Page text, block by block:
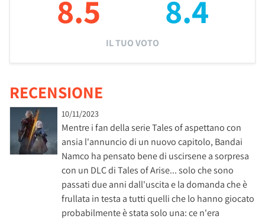
8.5 8.4
IL TUO VOTO
RECENSIONE
10/11/2023
Mentre i fan della serie Tales of aspettano con
ansia l'annuncio di un nuovo capitolo, Bandai
Namco ha pensato bene di uscirsene a sorpresa
con un DLC di Tales of Arise... solo che sono
passati due anni dall'uscita e la domanda che è
frullata in testa a tutti quelli che lo hanno giocato
probabilmente è stata solo una: ce n'era